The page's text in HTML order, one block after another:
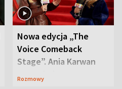
Nowa edycja „The
Voice Comeback
Stage”. Ania Karwan
zapowiada
Rozmowy